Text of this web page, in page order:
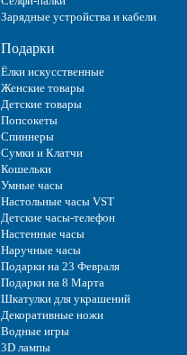
Зарядные устройства и кабели
Подарки
Ёлки искусственные
Женские товары
Детские товары
Попсокеты
Спиннеры
Сумки и Клатчи
Кошельки
Умные часы
Настольные часы VST
Детские часы-телефон
Настенные часы
Наручные часы
Подарки на 23 Февраля
Подарки на 8 Марта
Шкатулки для украшений
Декоративные ножи
Водные игры
3D лампы